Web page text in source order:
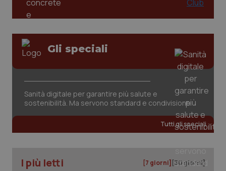
Gli speciali
Sanità digitale per garantire più salute e
sostenibilità. Ma servono standard e condivisione
Tutti gli speciali
I più letti [7 giorni] [30 giorni]
session-id
_ga
Google LLC
1